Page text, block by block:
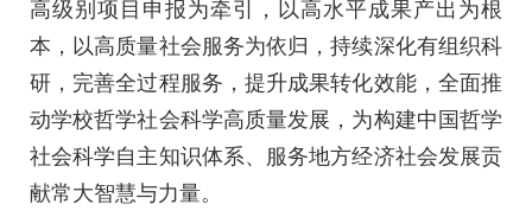
高级别项目申报为牵引，以高水平成果产出为根
本，以高质量社会服务为依归，持续深化有组织科
研，完善全过程服务，提升成果转化效能，全面推
动学校哲学社会科学高质量发展，为构建中国哲学
社会科学自主知识体系、服务地方经济社会发展贡
献常大智慧与力量。